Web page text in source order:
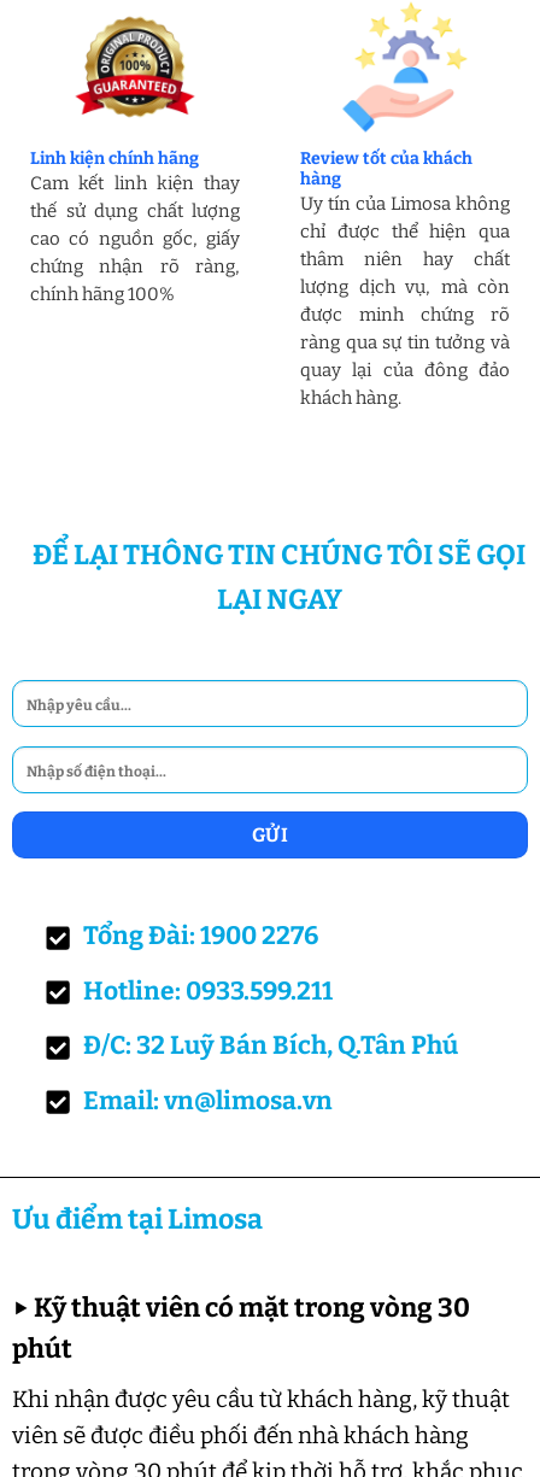
Linh kiện chính hãng
Cam kết linh kiện thay
thế sử dụng chất lượng
cao có nguồn gốc, giấy
chứng nhận rõ ràng,
chính hãng 100%
Review tốt của khách
hàng
Uy tín của Limosa không
chỉ được thể hiện qua
thâm niên hay chất
lượng dịch vụ, mà còn
được minh chứng rõ
ràng qua sự tin tưởng và
quay lại của đông đảo
khách hàng.
ĐỂ LẠI THÔNG TIN CHÚNG TÔI SẼ GỌI
LẠI NGAY
Tổng Đài: 1900 2276
Hotline: 0933.599.211
Đ/C: 32 Luỹ Bán Bích, Q.Tân Phú
Email: vn@limosa.vn
Ưu điểm tại Limosa
▶Kỹ thuật viên có mặt trong vòng 30
phút
Khi nhận được yêu cầu từ khách hàng, kỹ thuật
viên sẽ được điều phối đến nhà khách hàng